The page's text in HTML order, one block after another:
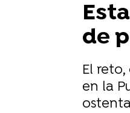
de
El
en la